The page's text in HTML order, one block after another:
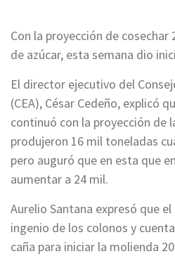
Con la proyección de
de azúcar, esta semana dio
El director ejecutivo del
(CEA), César Cedeño, explicó
continuó con la proyección de
produjeron 16 mil toneladas
pero auguró que en esta que
aumentar a 24 mil.
Aurelio Santana expresó que
ingenio de los colonos y
caña para iniciar la molienda